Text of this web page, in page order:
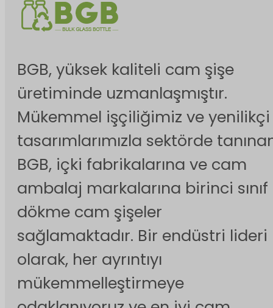
BGB, yüksek kaliteli cam şişe
üretiminde uzmanlaşmıştır.
Mükemmel işçiliğimiz ve yenilikçi
tasarımlarımızla sektörde
BGB, içki fabrikalarına ve cam
ambalaj markalarına birinci sınıf
dökme cam şişeler
sağlamaktadır. Bir endüstri lideri
olarak, her ayrıntıyı
mükemmelleştirmeye